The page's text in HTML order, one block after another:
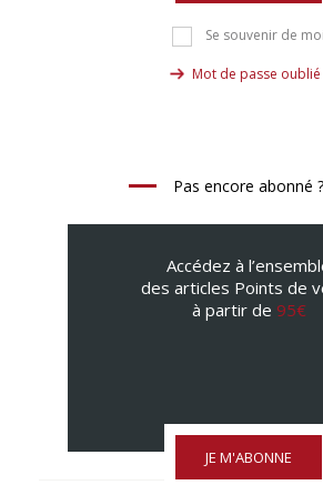
Se souvenir de moi
Mot de passe oublié
Pas encore abonné ?
Accédez à
des articles Points de
à partir de 95€
JE M'ABONNE